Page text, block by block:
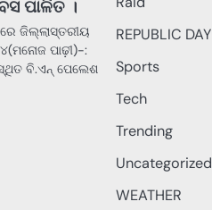
ପାଳିତ ।
ଜିଲ୍ଲାସ୍ତରୀୟ
ପାଢ଼ୀ)-:
ବି.ଏନ୍ ପେଲେଶ
REPUBLIC DAY
Sports
Tech
Trending
Uncategorized
WEATHER